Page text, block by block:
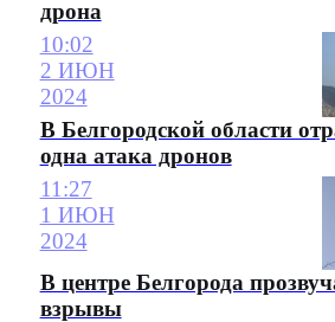
дрона
10:02
2 ИЮН
2024
В Белгородской области
одна атака дронов
11:27
1 ИЮН
2024
В центре Белгорода
взрывы